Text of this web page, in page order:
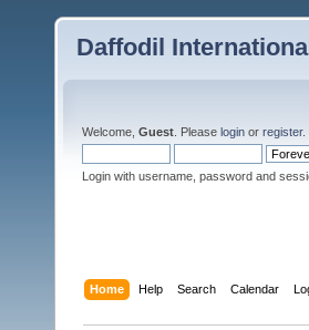
Daffodil
Welcome, Guest . Please login or register.
Login with username, password and
Home Help Search Calendar